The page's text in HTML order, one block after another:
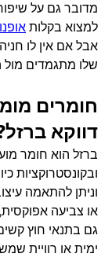
מדובר גם על
למצוא בקלות
אבל אם אין לו
שלו מתגמדים מול
חומרים
דווקא
ברזל הוא חומר
ובקונסטרוקציות
וניתן להתאמה
או צביעה
גם בתנאי חוץ
ימית או רוויית